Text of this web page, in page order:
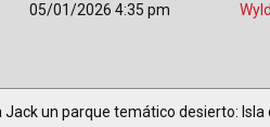
05/01/2026 4:35 pm
Jack un parque temático desierto: